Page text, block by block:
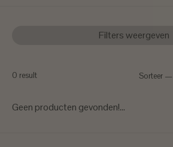
Filters weergeven
0 result Sorteer —
Geen producten gevonden!...